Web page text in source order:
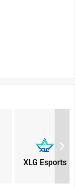
XLG Esports